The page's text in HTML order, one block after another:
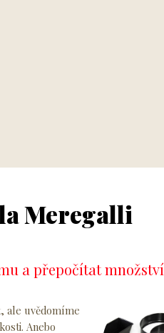
Meregalli
a přepočítat množství
ale uvědomíme
Anebo